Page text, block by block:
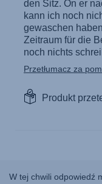
W tej chwili odpowiedź